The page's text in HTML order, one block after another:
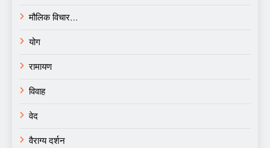
मौलिक विचार…
योग
रामायण
विवाह
वेद
वैराग्य दर्शन